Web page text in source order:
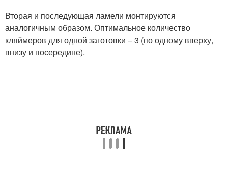
Вторая и последующая ламели монтируются
аналогичным образом. Оптимальное количество
кляймеров для одной заготовки – 3 (по одному вверху,
внизу и посередине).